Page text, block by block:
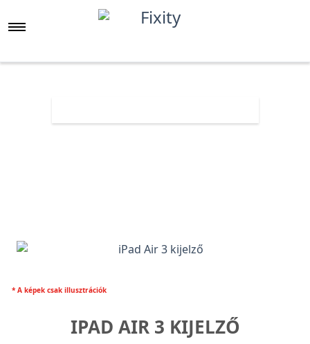
* A képek csak illusztrációk
IPAD AIR 3 KIJELZŐ